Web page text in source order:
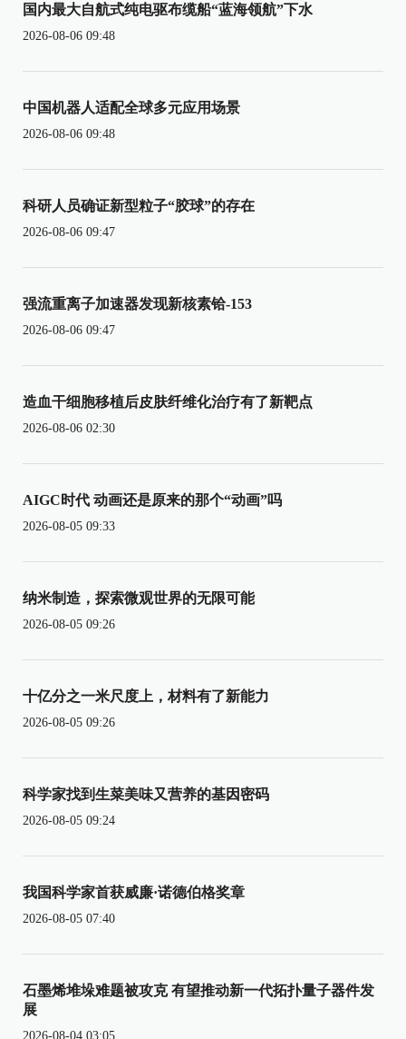
国内最大自航式纯电驱布缆船“蓝海领航”下水
2026-08-06 09:48
中国机器人适配全球多元应用场景
2026-08-06 09:48
科研人员确证新型粒子“胶球”的存在
2026-08-06 09:47
强流重离子加速器发现新核素铪-153
2026-08-06 09:47
造血干细胞移植后皮肤纤维化治疗有了新靶点
2026-08-06 02:30
AIGC时代 动画还是原来的那个“动画”吗
2026-08-05 09:33
纳米制造，探索微观世界的无限可能
2026-08-05 09:26
十亿分之一米尺度上，材料有了新能力
2026-08-05 09:26
科学家找到生菜美味又营养的基因密码
2026-08-05 09:24
我国科学家首获威廉·诺德伯格奖章
2026-08-05 07:40
石墨烯堆垛难题被攻克 有望推动新一代拓扑量子器件发
展
2026-08-04 03:05